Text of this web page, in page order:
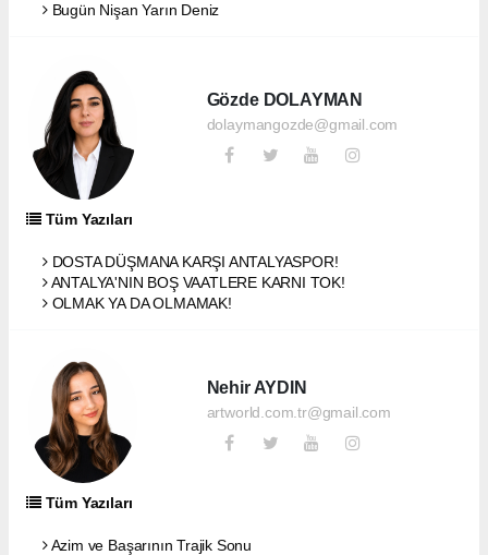
Bugün Nişan Yarın Deniz
Gözde DOLAYMAN
dolaymangozde@gmail.com
Tüm Yazıları
DOSTA DÜŞMANA KARŞI ANTALYASPOR!
ANTALYA'NIN BOŞ VAATLERE KARNI TOK!
OLMAK YA DA OLMAMAK!
Nehir AYDIN
artworld.com.tr@gmail.com
Tüm Yazıları
Azim ve Başarının Trajik Sonu